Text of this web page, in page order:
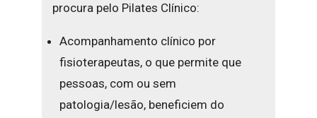
procura pelo Pilates Clínico:
Acompanhamento clínico por
fisioterapeutas, o que permite que
pessoas, com ou sem
patologia/lesão, beneficiem do